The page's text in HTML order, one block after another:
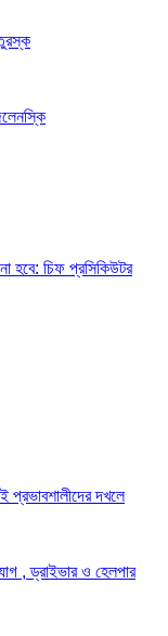
হবে: চিফ প্রসিকিউটর
প্রভাবশালীদের দখলে
, ড্রাইভার ও হেলপার